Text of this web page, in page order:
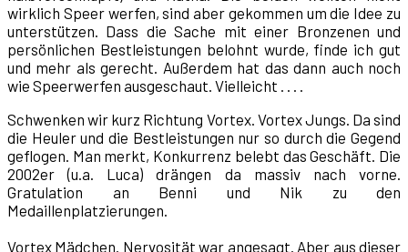
wirklich Speer werfen, sind aber gekommen um die Idee zu
unterstützen. Dass die Sache mit einer Bronzenen und
persönlichen Bestleistungen belohnt wurde, finde ich gut
und mehr als gerecht. Außerdem hat das dann auch noch
wie Speerwerfen ausgeschaut. Vielleicht . . . .
Schwenken wir kurz Richtung Vortex. Vortex Jungs. Da sind
die Heuler und die Bestleistungen nur so durch die Gegend
geflogen. Man merkt, Konkurrenz belebt das Geschäft. Die
2002er (u.a. Luca) drängen da massiv nach vorne.
Gratulation an Benni und Nik zu den
Medaillenplatzierungen.
Vortex Mädchen. Nervosität war angesagt. Aber aus dieser